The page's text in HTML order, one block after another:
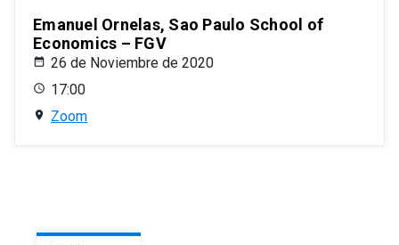
Emanuel Ornelas, Sao Paulo School of
Economics – FGV
26 de Noviembre de 2020
17:00
Zoom